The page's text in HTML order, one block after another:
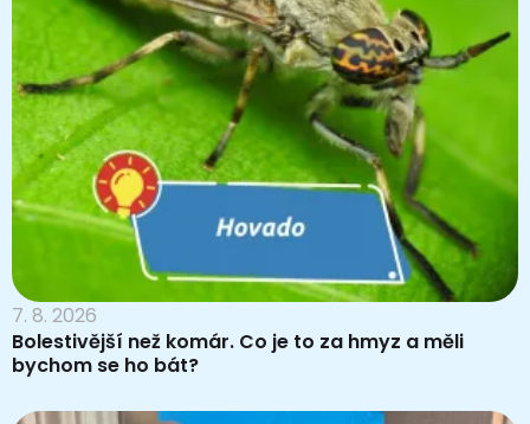
7. 8. 2026
Bolestivější než komár. Co je to za hmyz a měli
bychom se ho bát?